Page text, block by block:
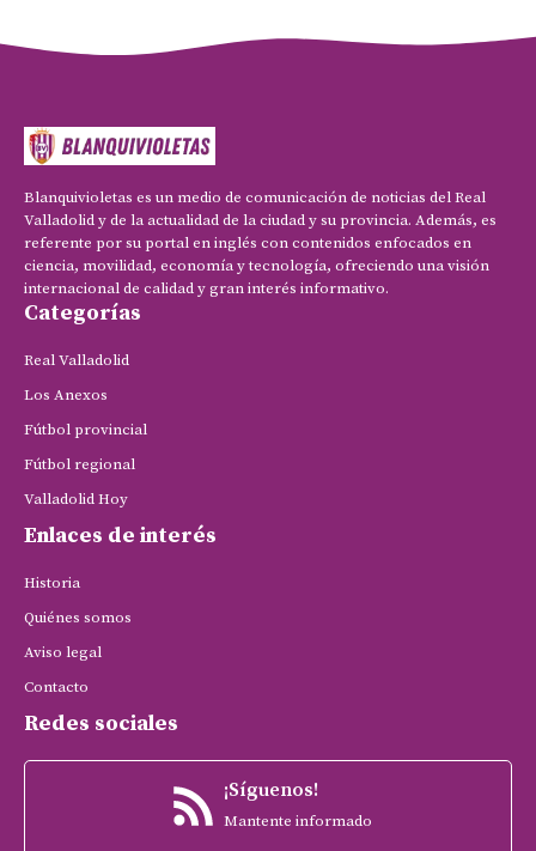
Blanquivioletas es un medio de comunicación de noticias del Real
Valladolid y de la actualidad de la ciudad y su provincia. Además, es
referente por su portal en inglés con contenidos enfocados en
ciencia, movilidad, economía y tecnología, ofreciendo una visión
internacional de calidad y gran interés informativo.
Categorías
Real Valladolid
Los Anexos
Fútbol provincial
Fútbol regional
Valladolid Hoy
Enlaces de interés
Historia
Quiénes somos
Aviso legal
Contacto
Redes sociales
¡Síguenos!
Mantente informado